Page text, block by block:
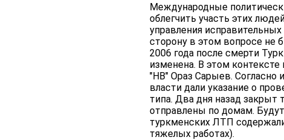
Международные
облегчить участь этих
управления
сторону в этом вопросе не
2006 года после смерти
изменена. В этом
"НВ" Ораз Сарыев. Согласно
власти дали указание о
типа. Два дня назад закрыт
отправлены по домам.
туркменских ЛТП
тяжелых работах).